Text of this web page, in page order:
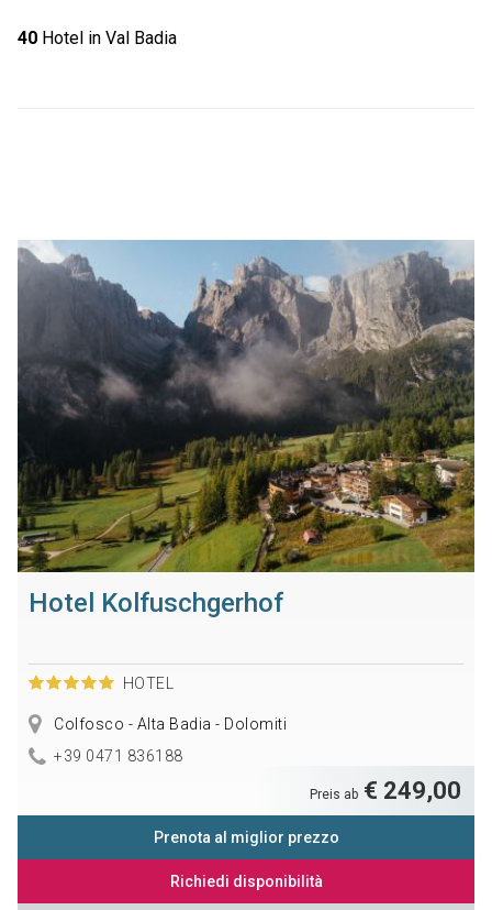
40Hotel in Val Badia
Hotel Kolfuschgerhof
HOTEL
Colfosco - Alta Badia - Dolomiti
+39 0471 836188
Preis ab € 249,00
Prenota al miglior prezzo
Richiedi disponibilità